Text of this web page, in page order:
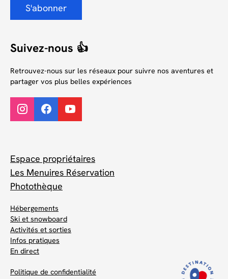
S'abonner
Suivez-nous 👍
Retrouvez-nous sur les réseaux pour suivre nos aventures et
partager vos plus belles expériences
Espace propriétaires
Les Menuires Réservation
Photothèque
Hébergements
Ski et snowboard
Activités et sorties
Infos pratiques
En direct
Politique de confidentialité